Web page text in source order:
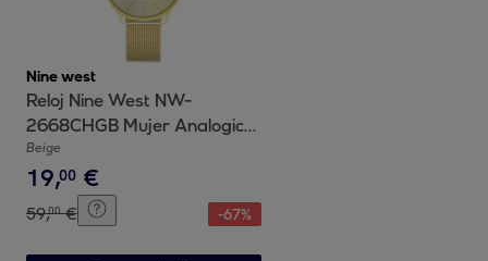
Nine west
Reloj Nine West NW-
2668CHGB Mujer Analogico
Cuarzo con Correa de Acero
inoxidable
Beige
19,00 €
59,00 € -67%